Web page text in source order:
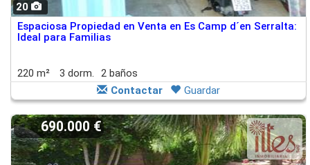
20
Espaciosa Propiedad en Venta en Es Camp d´en Serralta:
Ideal para Familias
220 m² 3 dorm.
2 baños
Contactar
Guardar
690.000 €